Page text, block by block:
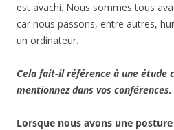
est avachi. Nous sommes tous
car nous passons, entre autres,
un ordinateur.
Cela fait-il référence à une étude
mentionnez dans vos
Lorsque nous avons une